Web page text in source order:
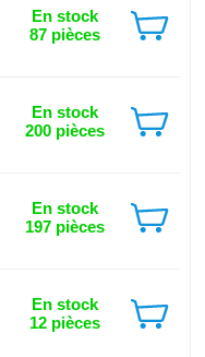
En stock
87 pièces
En stock
200 pièces
En stock
197 pièces
En stock
12 pièces